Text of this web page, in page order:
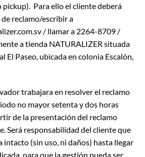
pickup). Para ello el cliente deberá
reclamo/escribir a
/ llamar a 2264-8709 /
a tienda NATURALIZER situada
El Paseo, ubicada en colonia Escalón,
trabajara en resolver el reclamo
no mayor setenta y dos horas
de la presentación del reclamo
Será responsabilidad del cliente que
intacto (sin uso, ni daños) hasta llegar
para que la gestión pueda ser